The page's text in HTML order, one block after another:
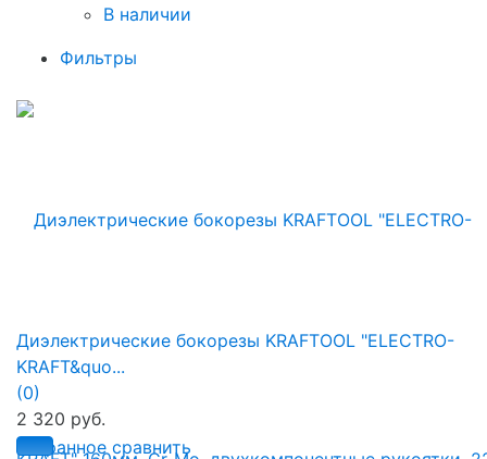
В наличии
Фильтры
избранное сравнить
Диэлектрические бокорезы KRAFTOOL "ELECTRO-
KRAFT&quo...
(0)
2 320 руб.